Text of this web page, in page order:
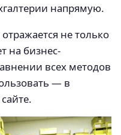
напрямую.
не только
на бизнес-
всех методов
— в